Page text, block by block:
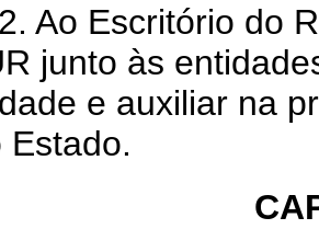
Escritório do
junto às
e auxiliar na